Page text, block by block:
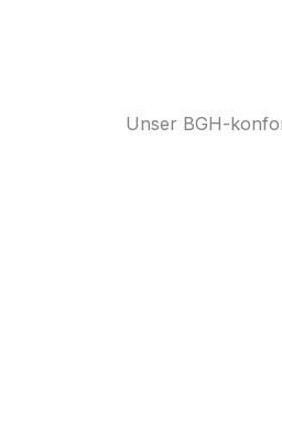
Unser BGH-